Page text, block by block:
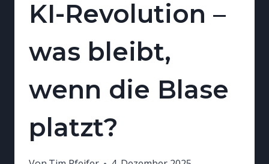
KI-Revolution –
was bleibt,
wenn die Blase
platzt?